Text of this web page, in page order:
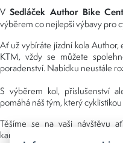
VSedláček Author Bike
výběrem co nejlepší výbavy pro
Ať už vybíráte jízdní kola
KTM, vždy se můžete
poradenství. Nabídku neustále
S výběrem kol, příslušenství
pomáhá náš tým, který
Těšíme se na vaši návštěvu
kamenné prodejně, kterou